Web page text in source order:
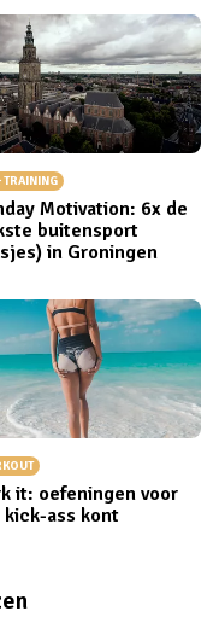
TRAINING
Motivation: 6x de
buitensport
in Groningen
it: oefeningen voor
kick-ass kont